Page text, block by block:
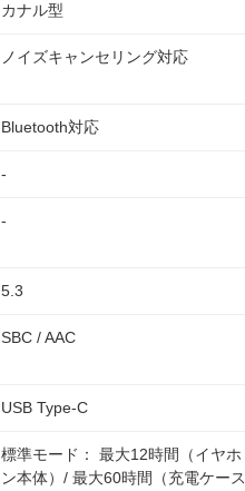
カナル型
ノイズキャンセリング対応
Bluetooth対応
-
-
5.3
SBC / AAC
USB Type-C
標準モード： 最大12時間（イヤホ
ン本体）/ 最大60時間（充電ケース